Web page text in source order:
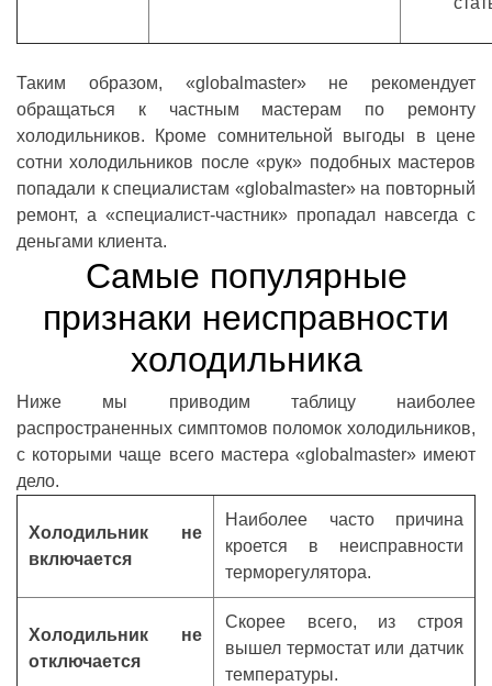
Таким образом, «globalmaster» не рекомендует
обращаться к частным мастерам по ремонту
холодильников. Кроме сомнительной выгоды в цене
сотни холодильников после «рук» подобных мастеров
попадали к специалистам «globalmaster» на повторный
ремонт, а «специалист-частник» пропадал навсегда с
деньгами клиента.
Самые популярные
признаки неисправности
холодильника
Ниже мы приводим таблицу наиболее
распространенных симптомов поломок холодильников,
с которыми чаще всего мастера «globalmaster» имеют
дело.
Холодильник не
включается
Наиболее часто причина
кроется в неисправности
терморегулятора.
Холодильник не
отключается
Скорее всего, из строя
вышел термостат или датчик
температуры.